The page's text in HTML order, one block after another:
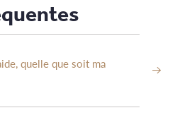
quelle que soit ma